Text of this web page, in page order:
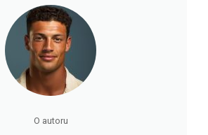
O autoru